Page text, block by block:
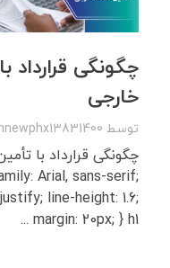
چگونگی قرارداد
خارجی
توسط
چگونگی قرارداد با
Arial, sans-serif;
line-height: 1.6;
margin: 20px; } h1 ...